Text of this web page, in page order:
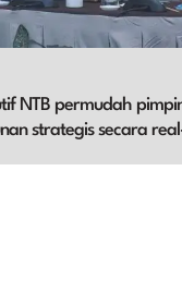
NTB permudah
strategis secara